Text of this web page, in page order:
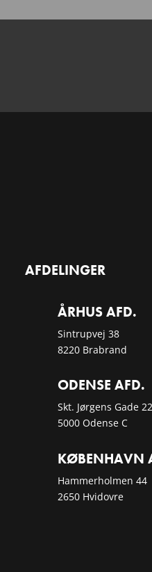
AFDELINGER
ÅRHUS AFD.
Sintrupvej 38
8220 Brabrand
ODENSE AFD.
Skt. Jørgens Gade
5000 Odense C
KØBENHAVN
Hammerholmen 44
2650 Hvidovre